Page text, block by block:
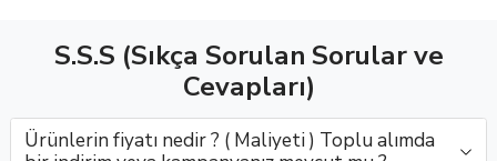
Bonitolente
Medikal
SatışClaro
Pera,
Konforun
Buluştuğu
Kontakt
LensClaro
Medikal
Toptan
SatışClaro
Ocre,
doğal
Tonuyla
Etkileyici
BakışlarClaro
Luke,
Bonitolente
Lens –
Bonitolente
Özel
Toptan
Medikal
Gözlükçü
S.S.S (Sıkça Sorulan Sorular ve
Cevapları)
Ürünlerin fiyatı nedir ? ( Maliyeti ) Toplu alımda